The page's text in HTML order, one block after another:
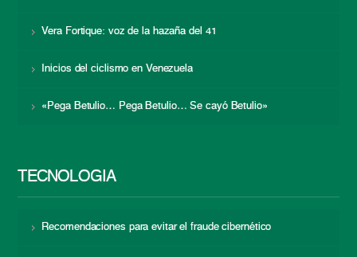
Vera Fortique: voz de la hazaña del 41
Inicios del ciclismo en Venezuela
«Pega Betulio… Pega Betulio… Se cayó Betulio»
TECNOLOGÍA
Recomendaciones para evitar el fraude cibernético